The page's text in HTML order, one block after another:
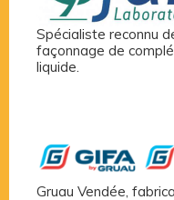
Spécialiste reconnu
façonnage de
liquide.
Gruau Vendée,